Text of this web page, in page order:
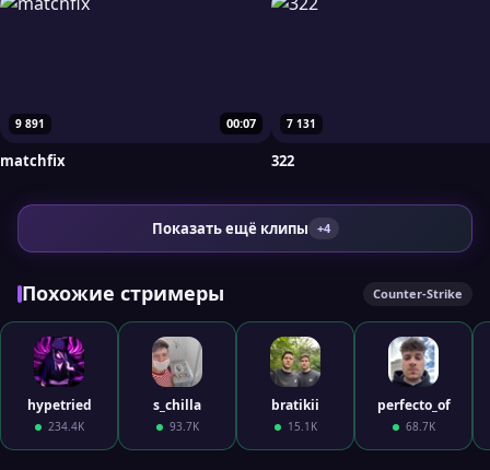
00:07
9 891
matchfix
7 131
322
Показать ещё клипы +4
Похожие стримеры Counter-Strike
hypetried
234.4K
s_chilla
93.7K
bratikii
15.1K
perfecto_of
68.7K